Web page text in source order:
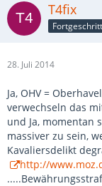
T4fix
28. Juli 2014
Ja, OHV =
verwechseln das
und Ja, momentan
massiver zu sein,
Kavaliersdelikt
http://